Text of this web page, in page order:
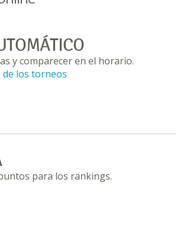
y comparecer en el horario.
los torneos
para los rankings.